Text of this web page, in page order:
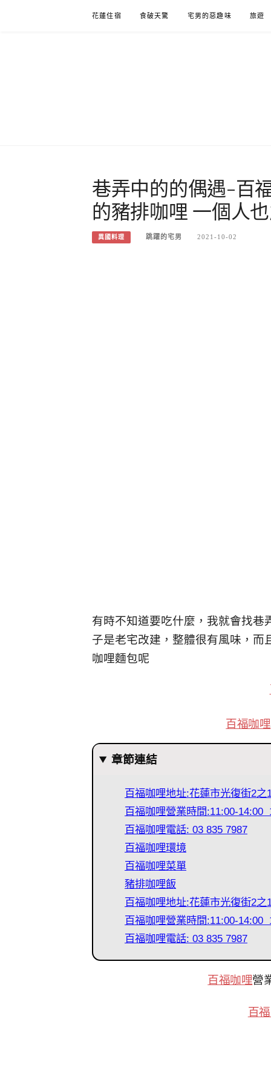
花蓮住宿 食破天驚 宅男的惡趣味 旅遊
巷弄中的的偶遇-百
的豬排咖哩 一個人
異國料理 跳躍的宅男 2021-10-02
有時不知道要吃什麼，我就會找巷
子是老宅改建，整體很有風味，而
咖哩麵包呢
百福咖哩
章節連結
百福咖哩地址:花蓮市光復街2之
百福咖哩營業時間:11:00-14:00
百福咖哩電話: 03 835 7987
百福咖哩環境
百福咖哩菜單
豬排咖哩飯
百福咖哩地址:花蓮市光復街2之
百福咖哩營業時間:11:00-14:00
百福咖哩電話: 03 835 7987
百福咖哩營
百